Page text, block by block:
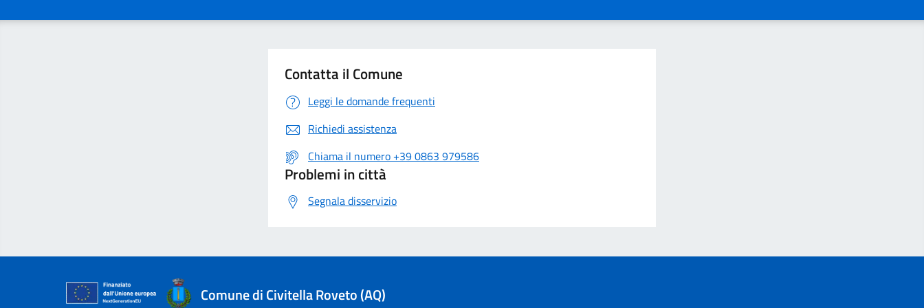
Contatta il Comune
Leggi le domande frequenti
Richiedi assistenza
Chiama il numero +39 0863 979586
Problemi in città
Segnala disservizio
Comune di Civitella Roveto (AQ)